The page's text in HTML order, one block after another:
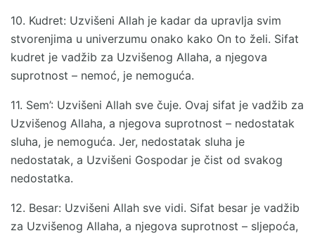
10. Kudret: Uzvišeni Allah je kadar da upravlja svim
stvorenjima u univerzumu onako kako On to želi. Sifat
kudret je vadžib za Uzvišenog Allaha, a njegova
suprotnost – nemoć, je nemoguća.
11. Sem’: Uzvišeni Allah sve čuje. Ovaj sifat je vadžib za
Uzvišenog Allaha, a njegova suprotnost – nedostatak
sluha, je nemoguća. Jer, nedostatak sluha je
nedostatak, a Uzvišeni Gospodar je čist od svakog
nedostatka.
12. Besar: Uzvišeni Allah sve vidi. Sifat besar je vadžib
za Uzvišenog Allaha, a njegova suprotnost – sljepoća,